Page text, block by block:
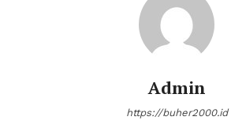
Admin
https://buher2000.id